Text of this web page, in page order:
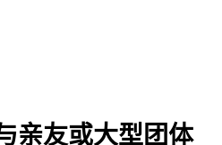
亲友或大型团体